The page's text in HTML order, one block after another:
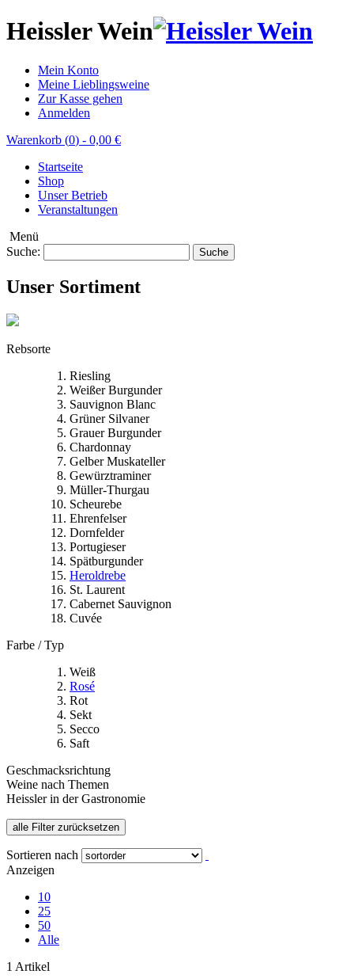
Heissler Wein
Mein Konto
Meine Lieblingsweine
Zur Kasse gehen
Anmelden
Warenkorb (0) - 0,00 €
Startseite
Shop
Unser Betrieb
Veranstaltungen
Menü
Suche:
Suche
Unser Sortiment
Rebsorte
Riesling
Weißer Burgunder
Sauvignon Blanc
Grüner Silvaner
Grauer Burgunder
Chardonnay
Gelber Muskateller
Gewürztraminer
Müller-Thurgau
Scheurebe
Ehrenfelser
Dornfelder
Portugieser
Spätburgunder
Heroldrebe
St. Laurent
Cabernet Sauvignon
Cuvée
Farbe / Typ
Weiß
Rosé
Rot
Sekt
Secco
Saft
Geschmacksrichtung
Weine nach Themen
Heissler in der Gastronomie
alle Filter zurücksetzen
Sortieren nach
Anzeigen
10
25
50
Alle
1 Artikel